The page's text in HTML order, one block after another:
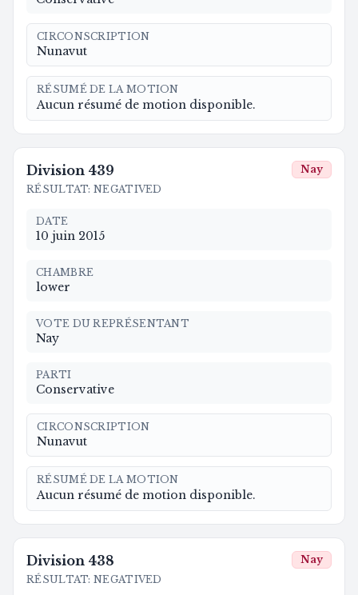
CIRCONSCRIPTION
Nunavut
RÉSUMÉ DE LA MOTION
Aucun résumé de motion disponible.
Division 439
RÉSULTAT: NEGATIVED
Nay
DATE
10 juin 2015
CHAMBRE
lower
VOTE DU REPRÉSENTANT
Nay
PARTI
Conservative
CIRCONSCRIPTION
Nunavut
RÉSUMÉ DE LA MOTION
Aucun résumé de motion disponible.
Division 438
RÉSULTAT: NEGATIVED
Nay